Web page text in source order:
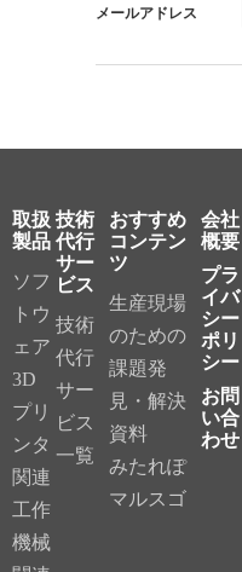
メールアドレス
取扱
製品
ソフ
トウ
ェア
3D
プリ
ンタ
関連
工作
機械
技術
代行
サー
ビス
技術
代行
サー
ビス
一覧
おすすめ
コンテン
ツ
生産現場
のための
課題発
見・解決
資料
みたれぽ
マルスゴ
会社
概要
プラ
イバ
シー
ポリ
シー
お問
い合
わせ